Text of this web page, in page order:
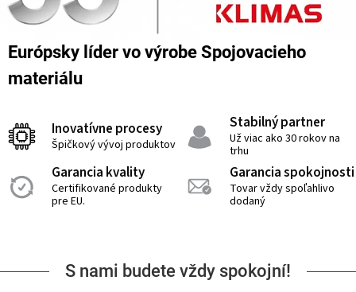
Európsky líder vo výrobe Spojovacieho
materiálu
Inovatívne procesy
Špičkový vývoj produktov
Stabilný partner
Už viac ako 30 rokov na
trhu
Garancia kvality
Certifikované produkty
pre EU.
Garancia spokojnosti
Tovar vždy spoľahlivo
dodaný
S nami budete vždy spokojní!